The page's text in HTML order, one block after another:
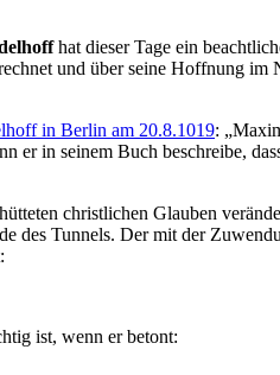
hat dieser Tage ein
und über seine Hoffnung
in Berlin am 20.8.1019:
in seinem Buch beschreibe,
christlichen Glauben
des Tunnels. Der mit der
ist, wenn er betont: